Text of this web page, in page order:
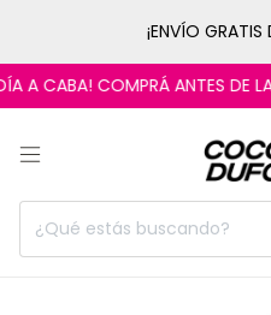
¡ENVÍO
A CABA! COMPRÁ ANTES DE LAS